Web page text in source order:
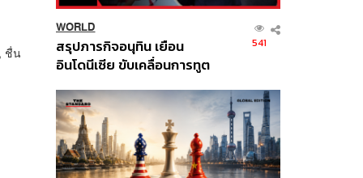
ชื่น
WORLD
สรุปภารกิจอนุทิน เยือน
อินโดนีเซีย ขับเคลื่อนการทูต
ส่วนยุทธศาสตร์ไทย –
อินโดนีเซีย
541